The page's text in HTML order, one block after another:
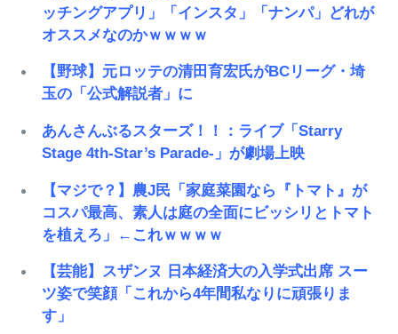
ッチングアプリ」「インスタ」「ナンパ」どれが
オススメなのかｗｗｗｗ
【野球】元ロッテの清田育宏氏がBCリーグ・埼
玉の「公式解説者」に
あんさんぶるスターズ！！：ライブ「Starry
Stage 4th-Star’s Parade-」が劇場上映
【マジで？】農J民「家庭菜園なら『トマト』が
コスパ最高、素人は庭の全面にビッシリとトマト
を植えろ」←これｗｗｗｗ
【芸能】スザンヌ 日本経済大の入学式出席 スー
ツ姿で笑顔「これから4年間私なりに頑張りま
す」